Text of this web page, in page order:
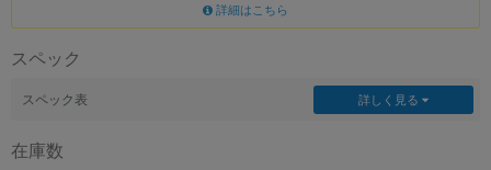
詳細はこちら
スペック
スペック表 詳しく見る
在庫数
モニタサイズ